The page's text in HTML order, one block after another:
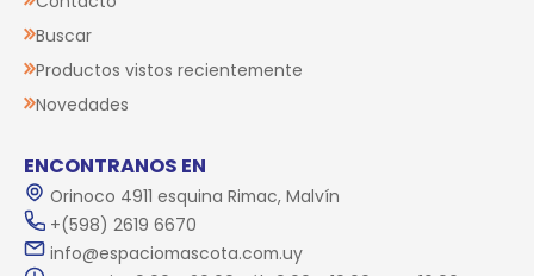
Buscar
Productos vistos recientemente
Novedades
ENCONTRANOS EN
Orinoco 4911 esquina Rimac, Malvín
+(598) 2619 6670
info@espaciomascota.com.uy